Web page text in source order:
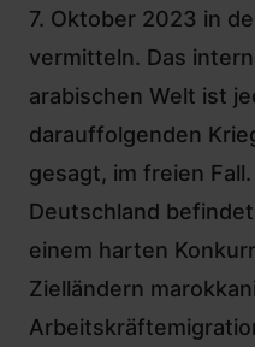
7. Oktober 2023 in
vermitteln. Das
arabischen Welt ist
darauffolgenden
gesagt, im freien Fall.
Deutschland
einem harten
Zielländern